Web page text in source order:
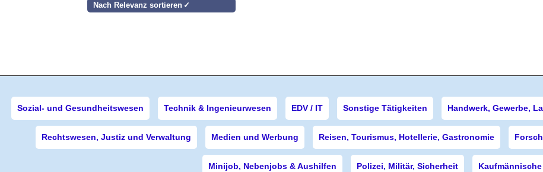
Nach Relevanz sortieren
Sozial- und Gesundheitswesen Technik & Ingenieurwesen EDV / IT Sonstige Tätigkeiten Handwerk, Gewerbe,
Rechtswesen, Justiz und Verwaltung Medien und Werbung Reisen, Tourismus, Hotellerie, Gastronomie
Minijob, Nebenjobs & Aushilfen Polizei, Militär, Sicherheit